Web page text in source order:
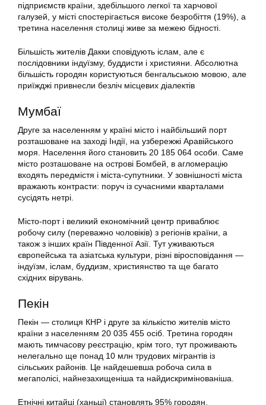
підприємств країни, здебільшого легкої та харчової
галузей, у місті спостерігається високе безробіття (19%), а
третина населення столиці живе за межею бідності.
Більшість жителів Дакки сповідують іслам, але є
послідовники індуїзму, буддисти і християни. Абсолютна
більшість городян користуються бенгальською мовою, але
приїжджі привнесли безліч місцевих діалектів
Мумбаї
Друге за населенням у країні місто і найбільший порт
розташоване на заході Індії, на узбережжі Аравійського
моря. Населення його становить 20 185 064 особи. Саме
місто розташоване на острові Бомбей, в агломерацію
входять передмістя і міста-супутники. У зовнішності міста
вражають контрасти: поруч із сучасними кварталами
сусідять нетрі.
Місто-порт і великий економічний центр приваблює
робочу силу (переважно чоловіків) з регіонів країни, а
також з інших країн Південної Азії. Тут уживаються
європейська та азіатська культури, різні віросповідання —
індуїзм, іслам, буддизм, християнство та ще багато
східних вірувань.
Пекін
Пекін — столиця КНР і друге за кількістю жителів місто
країни з населенням 20 035 455 осіб. Третина городян
мають тимчасову реєстрацію, крім того, тут проживають
нелегально ще понад 10 млн трудових мігрантів із
сільських районів. Це найдешевша робоча сила в
мегаполісі, найнезахищеніша та найдискримінованіша.
Етнічні китайці (ханьці) становлять 95% городян.